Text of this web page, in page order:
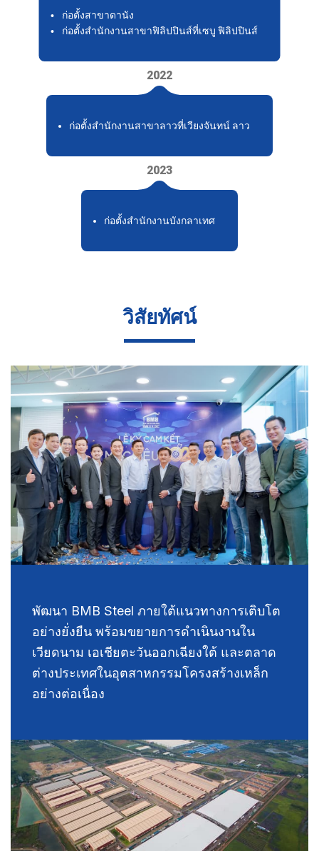
ก่อตั้งสาขาดานัง
ก่อตั้งสำนักงานสาขาฟิลิปปินส์ที่เซบู ฟิลิปปินส์
2022
ก่อตั้งสำนักงานสาขาลาวที่เวียงจันทน์ ลาว
2023
ก่อตั้งสำนักงานบังกลาเทศ
วิสัยทัศน์
พัฒนา BMB Steel ภายใต้แนวทางการเติบโต
อย่างยั่งยืน พร้อมขยายการดำเนินงานใน
เวียดนาม เอเชียตะวันออกเฉียงใต้ และตลาด
ต่างประเทศในอุตสาหกรรมโครงสร้างเหล็ก
อย่างต่อเนื่อง